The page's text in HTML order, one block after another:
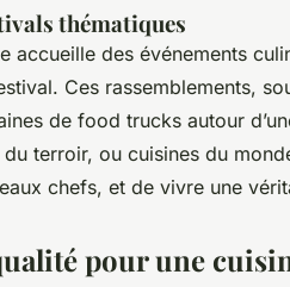
thématiques
accueille des événements
Ces rassemblements,
de food trucks autour
terroir, ou cuisines du
chefs, et de vivre une
pour une